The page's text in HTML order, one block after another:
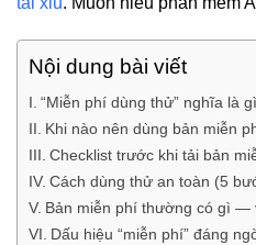
Nội dung bài viết
“Miễn phí dùng thử” nghĩa là
Khi nào nên dùng bản miễn
Checklist trước khi tải bản
Cách dùng thử an toàn (5
Bản miễn phí thường có gì —
Dấu hiệu “miễn phí” đáng